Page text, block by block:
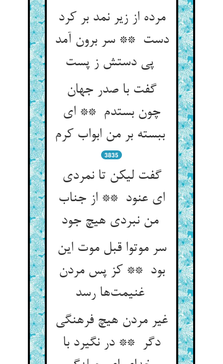
مرده از زیر نمد بر کرد
دست ** سر برون آمد
گفت با صدر جهان
چون بستدم ** ای
ببسته بر من ابواب کرم
3835
گفت لیکن تا نمردی
ای عنود ** از جناب
من نبردی هیچ جود
سر موتوا قبل موت این
بود ** کز پس مردن
غنیمت‌ها رسد
غیر مردن هیچ فرهنگی
دگر ** در نگیرد با